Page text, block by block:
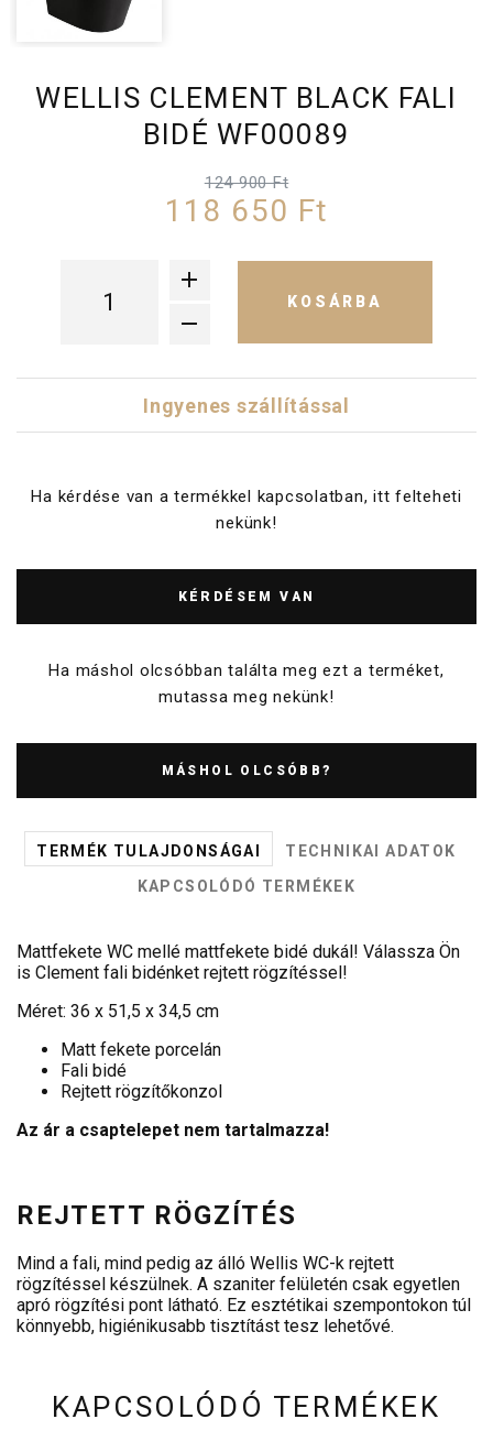
WELLIS CLEMENT BLACK FALI
BIDÉ WF00089
124 900 Ft
118 650 Ft
KOSÁRBA
Ingyenes szállítással
Ha kérdése van a termékkel kapcsolatban, itt felteheti
nekünk!
KÉRDÉSEM VAN
Ha máshol olcsóbban találta meg ezt a terméket,
mutassa meg nekünk!
MÁSHOL OLCSÓBB?
TERMÉK TULAJDONSÁGAI
TECHNIKAI ADATOK
KAPCSOLÓDÓ TERMÉKEK
Mattfekete WC mellé mattfekete bidé dukál! Válassza Ön
is Clement fali bidénket rejtett rögzítéssel!
Méret: 36 x 51,5 x 34,5 cm
Matt fekete porcelán
Fali bidé
Rejtett rögzítőkonzol
Az ár a csaptelepet nem tartalmazza!
REJTETT RÖGZÍTÉS
Mind a fali, mind pedig az álló Wellis WC-k rejtett
rögzítéssel készülnek. A szaniter felületén csak egyetlen
apró rögzítési pont látható. Ez esztétikai szempontokon túl
könnyebb, higiénikusabb tisztítást tesz lehetővé.
KAPCSOLÓDÓ TERMÉKEK